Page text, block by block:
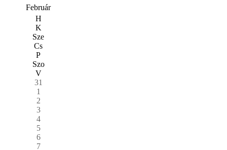
Február
H
K
Sze
Cs
P
Szo
V
31
1
2
3
4
5
6
7